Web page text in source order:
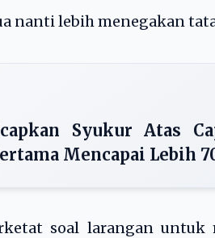
nanti lebih menegakan
Syukur Atas
Mencapai Lebih
soal larangan untuk